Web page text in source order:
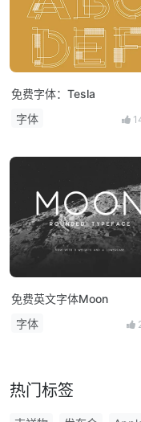
免费字体：Tesla
字体
免费英文字体Moon
字体
热门标签